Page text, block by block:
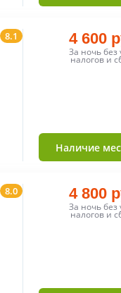
8.1 4 600
За ночь без
налогов и
Наличие
8.0 4 800
За ночь без
налогов и